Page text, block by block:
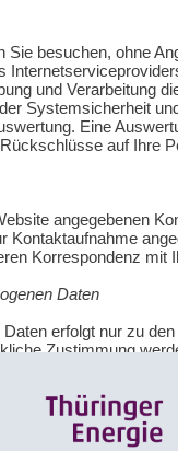
besuchen, ohne
und Verarbeitung
Systemsicherheit
Eine
auf Ihre
angegebenen
Kontaktaufnahme
Korrespondenz mit
Daten
erfolgt nur zu
Zustimmung